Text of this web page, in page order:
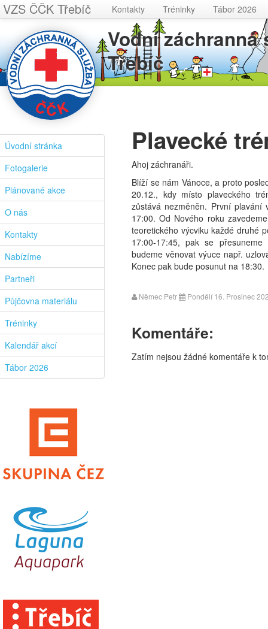
VZS ČČK Třebíč Kontakty Tréninky Tábor 2026
Vodní záchranná
Třebíč
Úvodní stránka
Fotogalerie
Plánované akce
O nás
Kontakty
Nabízíme
Partneři
Půjčovna materiálu
Tréninky
Kalendář akcí
Tábor 2026
Plavecké
Ahoj záchranáři.
Blíží se nám Vánoce, a proto
20.12., kdy místo plaveckého
zůstává nezměněn. První
17:00. Od Nového roku
teoretického výcviku každé druhé
17:00-17:45, pak se
budeme věnovat výuce např.
Konec pak bude posunut na 18:30.
Němec Petr Pondělí 16. Prosinec
Komentáře:
Zatím nejsou žádné komentáře k